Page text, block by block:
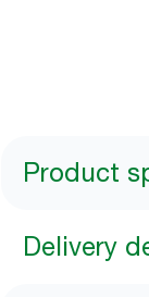
Product
Delivery